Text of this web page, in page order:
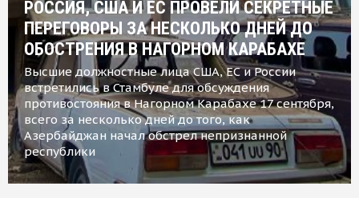
РОССИЯ, США И ЕС ПРОВЕЛИ СЕКРЕТНЫЕ
ПЕРЕГОВОРЫ ЗА НЕСКОЛЬКО ДНЕЙ ДО
ОБОСТРЕНИЯ В НАГОРНОМ КАРАБАХЕ
Высшие должностные лица США, ЕС и России
встретились в Стамбуле для обсуждения
противостояния в Нагорном Карабахе 17 сентября,
всего за несколько дней до того, как
Азербайджан начал обстрел непризнанной
республики